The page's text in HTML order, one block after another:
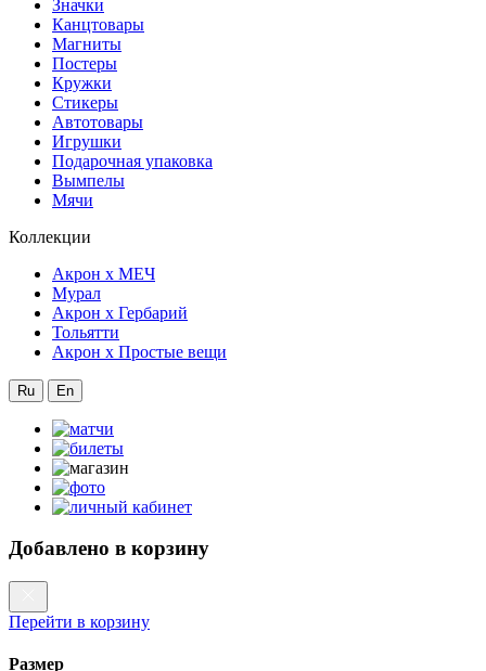
Значки
Канцтовары
Магниты
Постеры
Кружки
Стикеры
Автотовары
Игрушки
Подарочная упаковка
Вымпелы
Мячи
Коллекции
Акрон x МЕЧ
Мурал
Акрон x Гербарий
Тольятти
Акрон x Простые вещи
Ru En
Добавлено в корзину
Перейти в корзину
Размер